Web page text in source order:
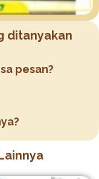
ditanyakan
pesan?